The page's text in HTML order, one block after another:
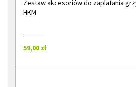
Zestaw akcesoriów do zaplatania
HKM
59,00 zł